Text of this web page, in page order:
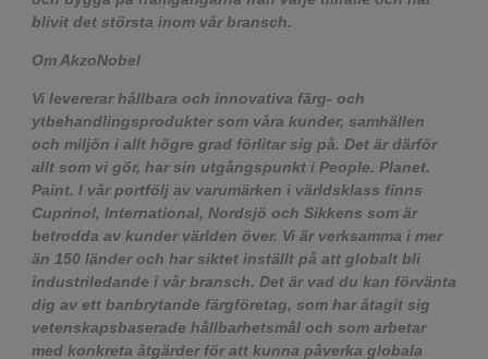
blivit det största inom vår bransch.
Om AkzoNobel
Vi levererar hållbara och innovativa färg- och
ytbehandlingsprodukter som våra kunder, samhällen
och miljön i allt högre grad förlitar sig på. Det är därför
allt som vi gör, har sin utgångspunkt i People. Planet.
Paint. I vår portfölj av varumärken i världsklass finns
Cuprinol, International, Nordsjö och Sikkens som är
betrodda av kunder världen över. Vi är verksamma i mer
än 150 länder och har siktet inställt på att globalt bli
industriledande i vår bransch. Det är vad du kan förvänta
dig av ett banbrytande färgföretag, som har åtagit sig
vetenskapsbaserade hållbarhetsmål och som arbetar
med konkreta åtgärder för att kunna påverka globala